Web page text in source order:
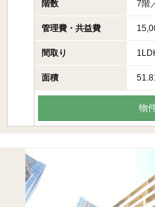
階数 7階
管理費・共益費
間取り
面積
物